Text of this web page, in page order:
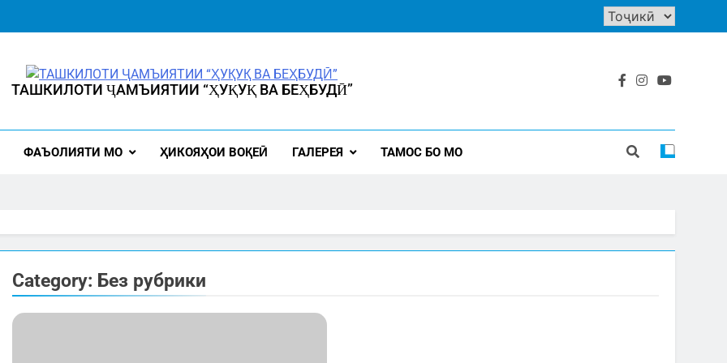
ТАШКИЛОТИ ҶАМЪИЯТИИ “ҲУҚУҚ ВА БЕҲБУДӢ”
ФАЪОЛИЯТИ МО ҲИКОЯҲОИ ВОҚЕӢ ГАЛЕРЕЯ ТАМОС БО МО
Category: Без рубрики